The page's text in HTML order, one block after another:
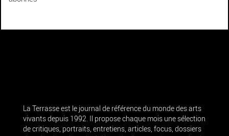
La Terrasse est le journal de référence du monde des arts
vivants depuis 1992. Il propose chaque mois une sélection
de critiques, portraits, entretiens, articles, focus, dossiers